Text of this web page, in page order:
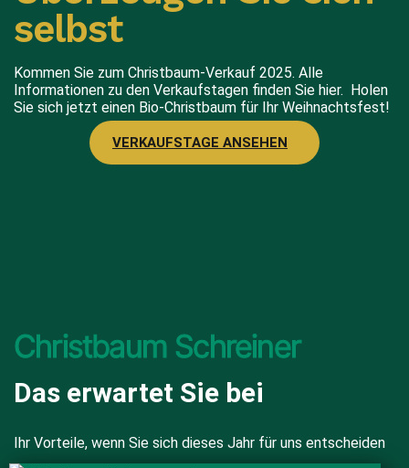
selbst
Kommen Sie zum Christbaum-Verkauf 2025. Alle
Informationen zu den Verkaufstagen finden Sie hier. Holen
Sie sich jetzt einen Bio-Christbaum für Ihr Weihnachtsfest!
VERKAUFSTAGE ANSEHEN
Christbaum Schreiner
Das erwartet Sie bei
Ihr Vorteile, wenn Sie sich dieses Jahr für uns entscheiden